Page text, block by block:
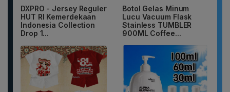
DXPRO - Jersey Reguler
HUT RI Kemerdekaan
Indonesia Collection
Drop 1...
Botol Gelas Minum
Lucu Vacuum Flask
Stainless TUMBLER
900ML Coffee...